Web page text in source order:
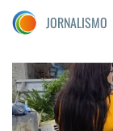
Matérias Exclusivas
JORNALISMO